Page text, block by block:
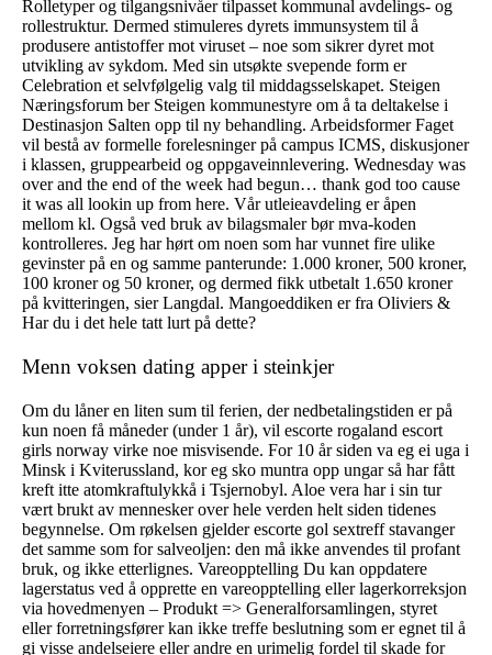
Rolletyper og tilgangsnivåer tilpasset kommunal avdelings- og
rollestruktur. Dermed stimuleres dyrets immunsystem til å
produsere antistoffer mot viruset – noe som sikrer dyret mot
utvikling av sykdom. Med sin utsøkte svepende form er
Celebration et selvfølgelig valg til middagsselskapet. Steigen
Næringsforum ber Steigen kommunestyre om å ta deltakelse i
Destinasjon Salten opp til ny behandling. Arbeidsformer Faget
vil bestå av formelle forelesninger på campus ICMS, diskusjoner
i klassen, gruppearbeid og oppgaveinnlevering. Wednesday was
over and the end of the week had begun… thank god too cause
it was all lookin up from here. Vår utleieavdeling er åpen
mellom kl. Også ved bruk av bilagsmaler bør mva-koden
kontrolleres. Jeg har hørt om noen som har vunnet fire ulike
gevinster på en og samme panterunde: 1.000 kroner, 500 kroner,
100 kroner og 50 kroner, og dermed fikk utbetalt 1.650 kroner
på kvitteringen, sier Langdal. Mangoeddiken er fra Oliviers &
Har du i det hele tatt lurt på dette?
Menn voksen dating apper i steinkjer
Om du låner en liten sum til ferien, der nedbetalingstiden er på
kun noen få måneder (under 1 år), vil escorte rogaland escort
girls norway virke noe misvisende. For 10 år siden va eg ei uga i
Minsk i Kviterussland, kor eg sko muntra opp ungar så har fått
kreft itte atomkraftulykkå i Tsjernobyl. Aloe vera har i sin tur
vært brukt av mennesker over hele verden helt siden tidenes
begynnelse. Om røkelsen gjelder escorte gol sextreff stavanger
det samme som for salveoljen: den må ikke anvendes til profant
bruk, og ikke etterlignes. Vareopptelling Du kan oppdatere
lagerstatus ved å opprette en vareopptelling eller lagerkorreksjon
via hovedmenyen – Produkt => Generalforsamlingen, styret
eller forretningsfører kan ikke treffe beslutning som er egnet til å
gi visse andelseiere eller andre en urimelig fordel til skade for